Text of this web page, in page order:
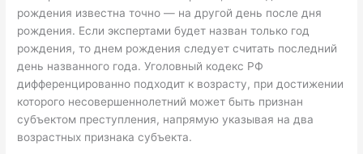
рождения известна точно — на другой день после дня
рождения. Если экспертами будет назван только год
рождения, то днем рождения следует считать последний
день названного года. Уголовный кодекс РФ
дифференцированно подходит к возрасту, при достижении
которого несовершеннолетний может быть признан
субъектом преступления, напрямую указывая на два
возрастных признака субъекта.